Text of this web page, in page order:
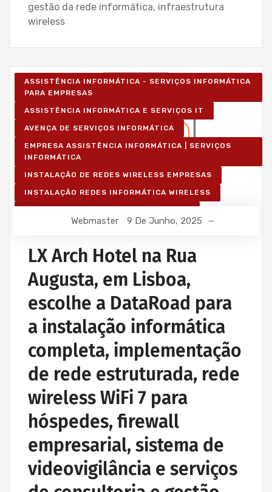
gestão da rede informática, infraestrutura
wireless
ASSISTÊNCIA INFORMÁTICA - SERVIÇOS INFORMÁTICA
PARA EMPRESAS
ASSISTÊNCIA INFORMÁTICA E SERVIÇOS IT
AVENÇA DE SERVIÇOS INFORMÁTICA
EMPRESA ASSISTÊNCIA INFORMÁTICA | SERVIÇOS
INFORMÁTICA
INSTALAÇÃO DE REDES WIRELESS EMPRESAS
INSTALAÇÃO REDES INFORMÁTICA WIRELESS
REDE ESTRUTURADA INFORMÁTICA
Webmaster 9 De Junho, 2025
LX Arch Hotel na Rua
Augusta, em Lisboa,
escolhe a DataRoad para
a instalação informática
completa, implementação
de rede estruturada, rede
wireless WiFi 7 para
hóspedes, firewall
empresarial, sistema de
videovigilância e serviços